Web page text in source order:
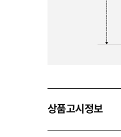
상품고시정보